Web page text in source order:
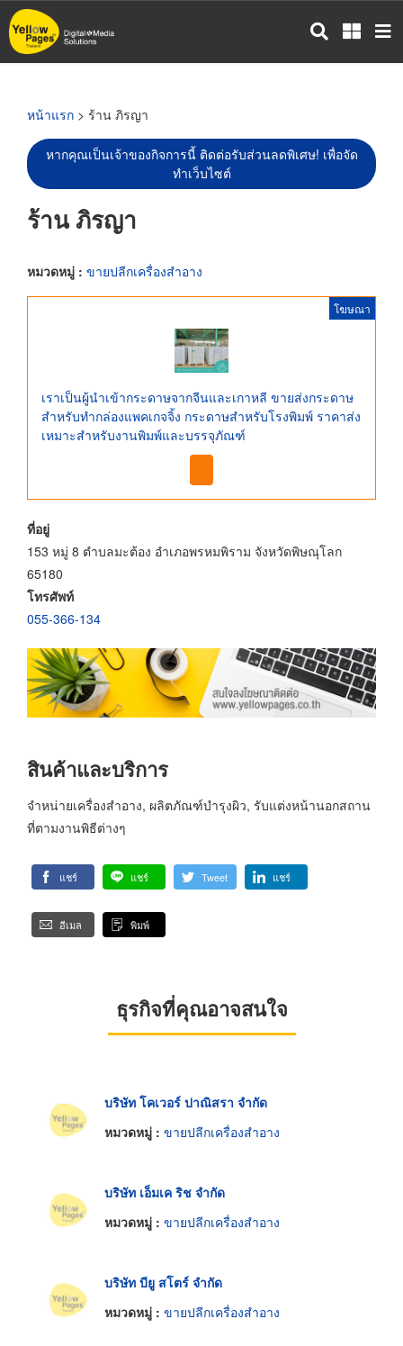
ข้าม
ไป
หน้าแรก > ร้าน ภิรญา
หากคุณเป็นเจ้าของกิจการนี้ ติดต่อรับส่วนลดพิเศษ! เพื่อจัด
ทำเว็บไซต์
ร้าน ภิรญา
หมวดหมู่ : ขายปลีกเครื่องสำอาง
โฆษณา
เราเป็นผู้นำเข้ากระดาษจากจีนและเกาหลี ขายส่งกระดาษ
สำหรับทำกล่องแพคเกจจิ้ง กระดาษสำหรับโรงพิมพ์ ราคาส่ง
เหมาะสำหรับงานพิมพ์และบรรจุภัณฑ์
ที่อยู่
153 หมู่ 8 ตำบลมะต้อง อำเภอพรหมพิราม จังหวัดพิษณุโลก
65180
โทรศัพท์
055-366-134
สินค้าและบริการ
จำหน่ายเครื่องสำอาง, ผลิตภัณฑ์บำรุงผิว, รับแต่งหน้านอกสถาน
ที่ตามงานพิธีต่างๆ
แชร์ แชร์ Tweet แชร์
อีเมล พิมพ์
ธุรกิจที่คุณอาจสนใจ
บริษัท โคเวอร์ ปาณิสรา จำกัด
หมวดหมู่ : ขายปลีกเครื่องสำอาง
บริษัท เอ็มเค ริช จำกัด
หมวดหมู่ : ขายปลีกเครื่องสำอาง
บริษัท บียู สโตร์ จำกัด
หมวดหมู่ : ขายปลีกเครื่องสำอาง